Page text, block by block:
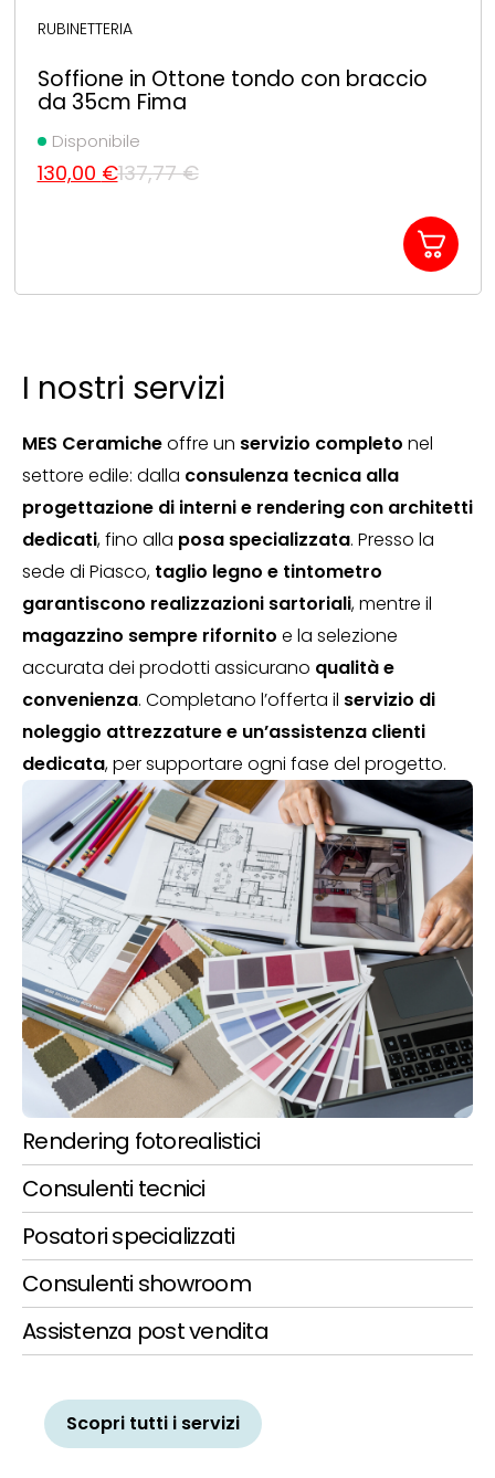
RUBINETTERIA
Soffione in Ottone tondo con braccio
da 35cm Fima
Disponibile
137,77€Il
137,77 €.
130,00 €
Il
130,00 €.
I nostri servizi
MES Ceramicheoffre un servizio completo nel
settore edile: dalla consulenza tecnica alla
progettazione di interni e rendering con architetti
dedicati, fino alla posa specializzata. Presso la
sede di Piasco, taglio legno e tintometro
garantiscono realizzazioni sartoriali, mentre il
magazzino sempre rifornito e la selezione
accurata dei prodotti assicurano qualità e
convenienza. Completano l’offerta il servizio di
noleggio attrezzature e un’assistenza clienti
dedicata, per supportare ogni fase del progetto.
Rendering fotorealistici
Consulenti tecnici
Posatori specializzati
Consulenti showroom
Assistenza post vendita
Scopri tutti i servizi